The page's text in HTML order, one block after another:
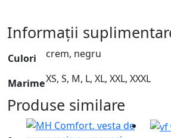
Informații
Culori crem, negru
MarimeXS, S, M, L, XL, XXL, XXXL
Produse similare